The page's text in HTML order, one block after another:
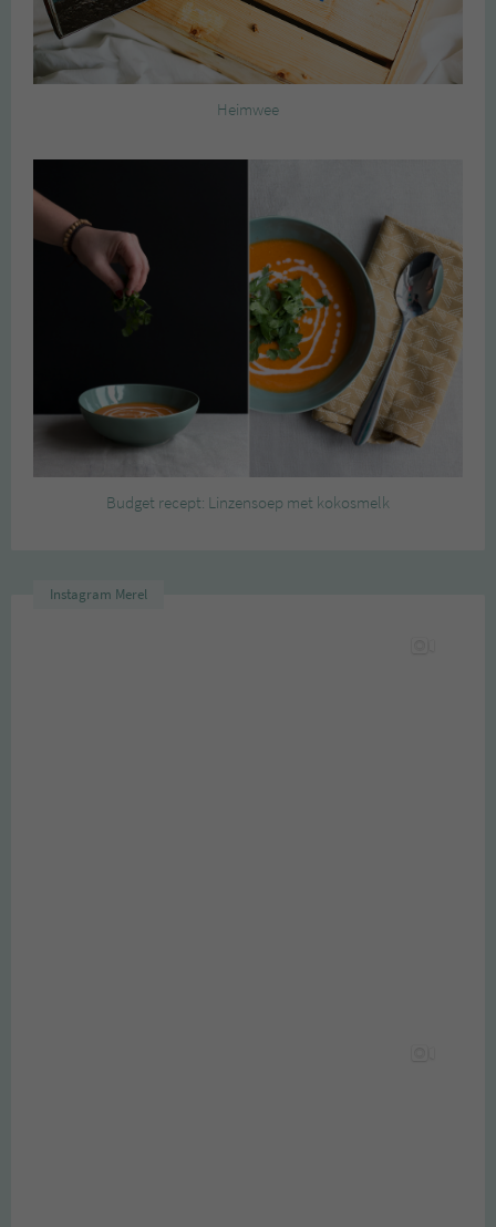
Heimwee
Budget recept: Linzensoep met kokosmelk
Instagram Merel